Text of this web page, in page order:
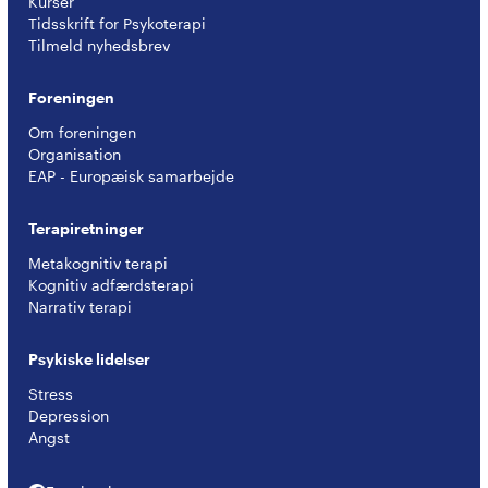
Tidsskrift for Psykoterapi
Tilmeld nyhedsbrev
Foreningen
Om foreningen
Organisation
EAP - Europæisk samarbejde
Terapiretninger
Metakognitiv terapi
Kognitiv adfærdsterapi
Narrativ terapi
Psykiske lidelser
Stress
Depression
Angst